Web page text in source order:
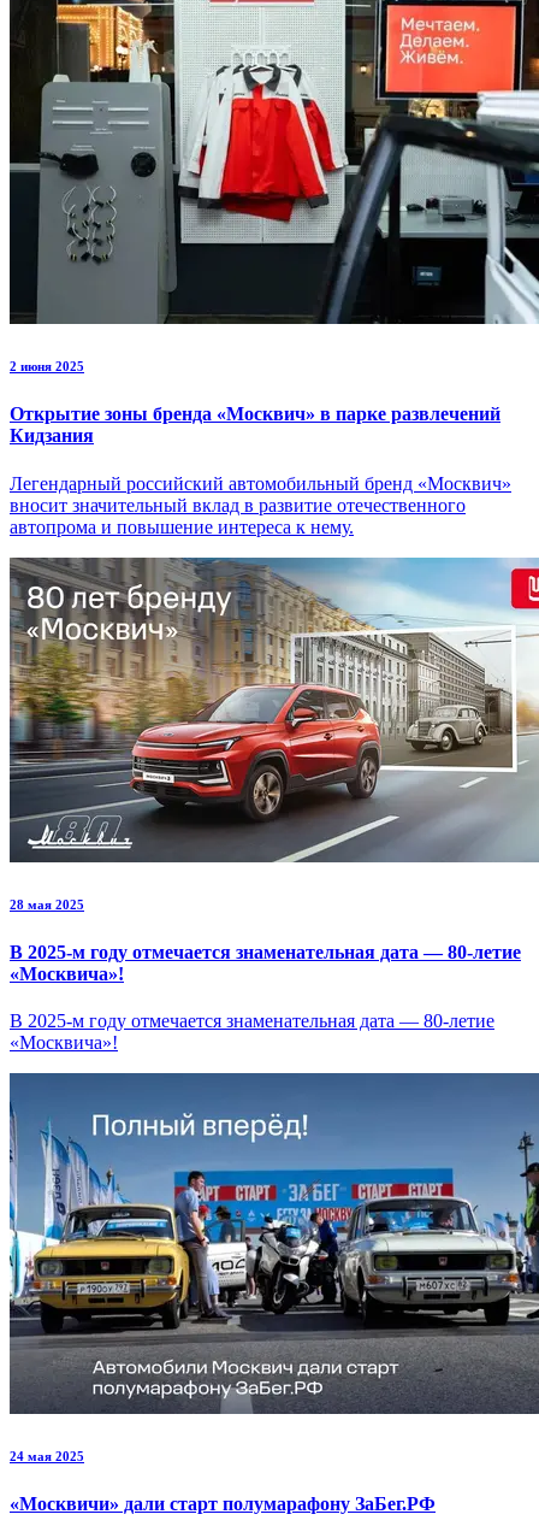
2 июня 2025
Открытие зоны бренда «Москвич» в парке развлечений
Кидзания
Легендарный российский автомобильный бренд «Москвич»
вносит значительный вклад в развитие отечественного
автопрома и повышение интереса к нему.
28 мая 2025
В 2025-м году отмечается знаменательная дата — 80-летие
«Москвича»!
В 2025-м году отмечается знаменательная дата — 80-летие
«Москвича»!
24 мая 2025
«Москвичи» дали старт полумарафону ЗаБег.РФ